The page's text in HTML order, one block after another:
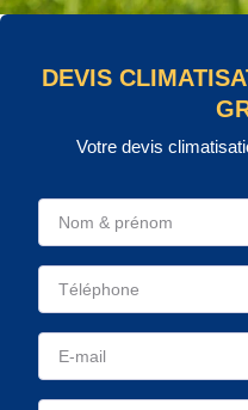
DEVIS
Votre devis